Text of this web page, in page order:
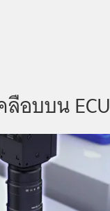
อบบน ECU